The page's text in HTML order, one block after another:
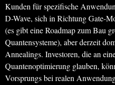
Kunden für spezifische
D-Wave, sich in Richtung Gate-
(es gibt eine Roadmap zum Bau
Quantensysteme), aber derzeit
Annealings. Investoren, die an
Quantenoptimierung glauben,
Vorsprungs bei realen